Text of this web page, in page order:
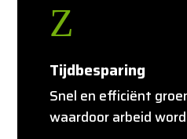
Z
Tijdbesparing
Snel en efficiënt
waardoor arbeid